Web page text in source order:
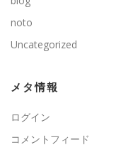
noto
Uncategorized
メタ情報
ログイン
コメントフィード